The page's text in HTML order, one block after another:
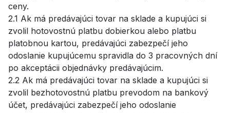
ceny.
2.1 Ak má predávajúci tovar na sklade a kupujúci si
zvolil hotovostnú platbu dobierkou alebo platbu
platobnou kartou, predávajúci zabezpečí jeho
odoslanie kupujúcemu spravidla do 3 pracovných dní
po akceptácii objednávky predávajúcim.
2.2 Ak má predávajúci tovar na sklade a kupujúci si
zvolil bezhotovostnú platbu prevodom na bankový
účet, predávajúci zabezpečí jeho odoslanie